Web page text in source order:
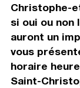
Christophe-
si oui ou non
auront un
vous
horaire
Saint-